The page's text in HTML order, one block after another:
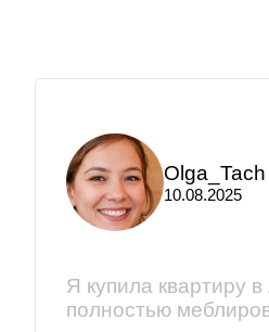
Olga_Tach
10.08.2025
Я купила квартиру
полностью